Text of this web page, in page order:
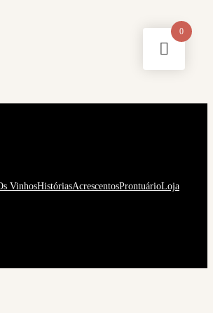
VinhosHistóriasAcrescentosProntuárioLoja
0